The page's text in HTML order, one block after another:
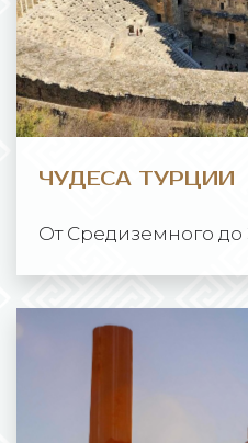
ЧУДЕСА ТУРЦИИ
От Средиземного до